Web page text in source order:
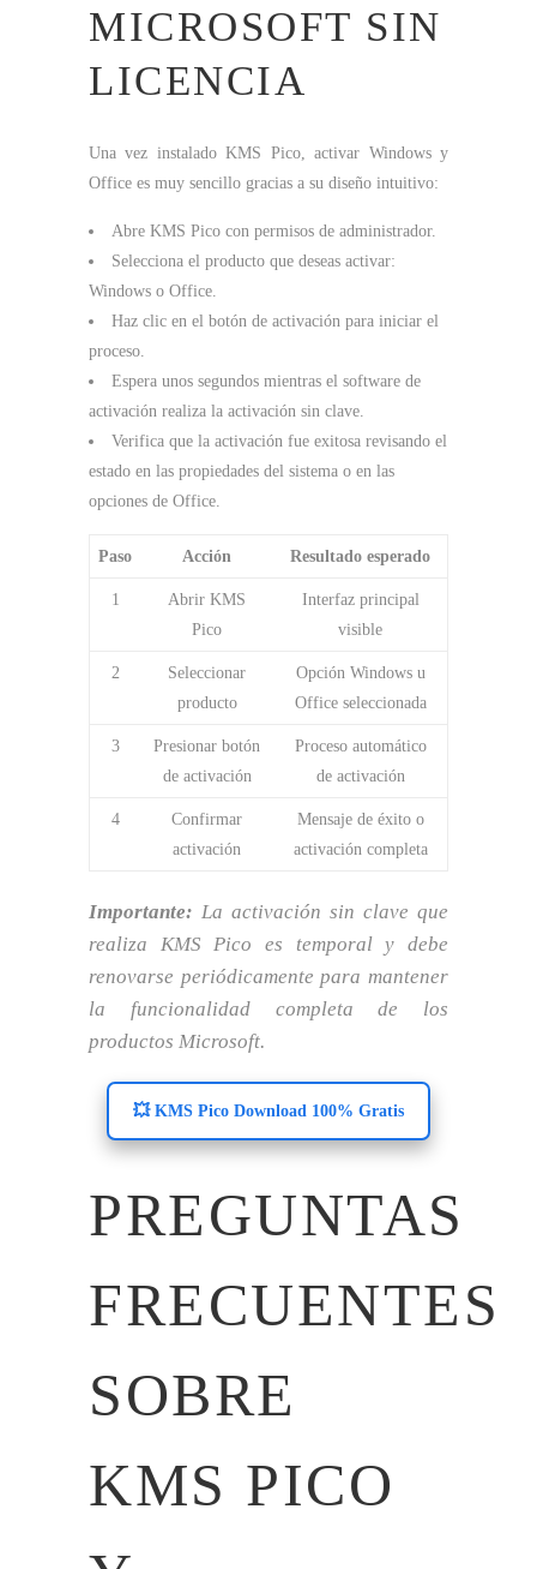
MICROSOFT SIN
LICENCIA
Una vez instalado KMS Pico, activar Windows y
Office es muy sencillo gracias a su diseño intuitivo:
Abre KMS Pico con permisos de administrador.
Selecciona el producto que deseas activar:
Windows o Office.
Haz clic en el botón de activación para iniciar el
proceso.
Espera unos segundos mientras el software de
activación realiza la activación sin clave.
Verifica que la activación fue exitosa revisando el
estado en las propiedades del sistema o en las
opciones de Office.
Paso Acción Resultado esperado
1
Abrir KMS
Pico
Interfaz principal
visible
2
Seleccionar
producto
Opción Windows u
Office seleccionada
3
Presionar botón
de activación
Proceso automático
de activación
4
Confirmar
activación
Mensaje de éxito o
activación completa
Importante: La activación sin clave que
realiza KMS Pico es temporal y debe
renovarse periódicamente para mantener
la funcionalidad completa de los
productos Microsoft.
💥 KMS Pico Download 100% Gratis
PREGUNTAS
FRECUENTES
SOBRE
KMS PICO